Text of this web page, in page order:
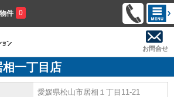
件 0
お問合せ
相一丁目店
愛媛県松山市居相１丁目11-21